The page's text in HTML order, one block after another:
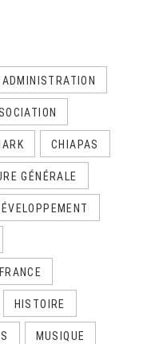
ADMINISTRATION
CHIAPAS
GÉNÉRALE
FRANCE
HISTOIRE
MUSIQUE